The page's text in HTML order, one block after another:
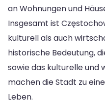
an Wohnungen und
Insgesamt ist
kulturell als auch
historische Bedeutung,
sowie das kulturelle
machen die Stadt zu
Leben.